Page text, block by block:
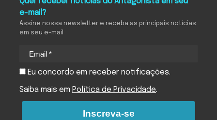
e-mail?
Assine nossa newsletter e receba as principais notícias
em seu e-mail
Eu concordo em receber notificações.
Saiba mais em Política de Privacidade.
Inscreva-se